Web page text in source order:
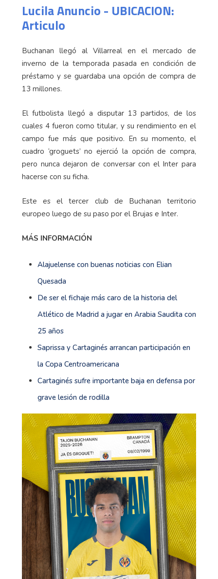
Lucila Anuncio - UBICACION:
Articulo
Buchanan llegó al Villarreal en el mercado de
inverno de la temporada pasada en condición de
préstamo y se guardaba una opción de compra de
13 millones.
El futbolista llegó a disputar 13 partidos, de los
cuales 4 fueron como titular, y su rendimiento en el
campo fue más que positivo. En su momento, el
cuadro ‘groguets’ no ejerció la opción de compra,
pero nunca dejaron de conversar con el Inter para
hacerse con su ficha.
Este es el tercer club de Buchanan territorio
europeo luego de su paso por el Brujas e Inter.
MÁS INFORMACIÓN
Alajuelense con buenas noticias con Elian
Quesada
De ser el fichaje más caro de la historia del
Atlético de Madrid a jugar en Arabia Saudita con
25 años
Saprissa y Cartaginés arrancan participación en
la Copa Centroamericana
Cartaginés sufre importante baja en defensa por
grave lesión de rodilla